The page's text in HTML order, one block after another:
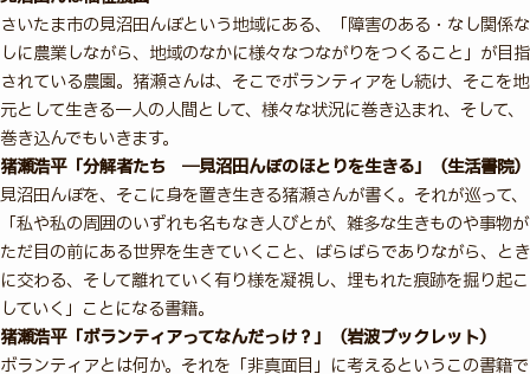
さいたま市の見沼田んぼという地域にある、「障害のある・なし関係な
しに農業しながら、地域のなかに様々なつながりをつくること」が目指
されている農園。猪瀬さんは、そこでボランティアをし続け、そこを地
元として生きる一人の人間として、様々な状況に巻き込まれ、そして、
巻き込んでもいきます。
猪瀬浩平「分解者たち ―見沼田んぼのほとりを生きる」（生活書院）
見沼田んぼを、そこに身を置き生きる猪瀬さんが書く。それが巡って、
「私や私の周囲のいずれも名もなき人びとが、雑多な生きものや事物が
ただ目の前にある世界を生きていくこと、ばらばらでありながら、とき
に交わる、そして離れていく有り様を凝視し、埋もれた痕跡を掘り起こ
していく」ことになる書籍。
猪瀬浩平「ボランティアってなんだっけ？」（岩波ブックレット）
ボランティアとは何か。それを「非真面目」に考えるというこの書籍で